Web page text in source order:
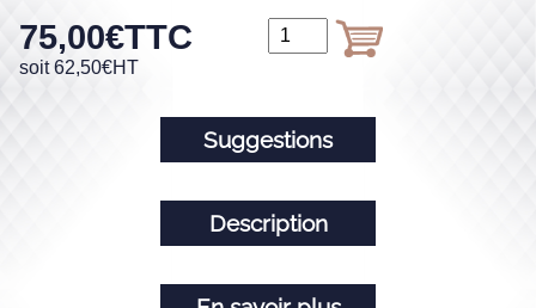
75,00€TTC
soit 62,50€HT
Suggestions
Description